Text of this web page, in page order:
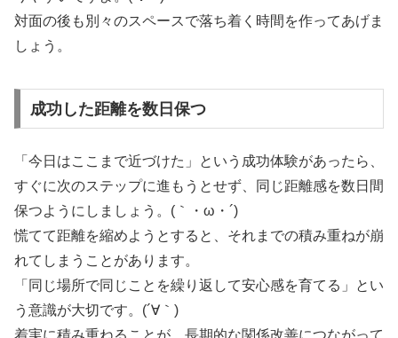
対面の後も別々のスペースで落ち着く時間を作ってあげま
しょう。
成功した距離を数日保つ
「今日はここまで近づけた」という成功体験があったら、
すぐに次のステップに進もうとせず、同じ距離感を数日間
保つようにしましょう。(｀・ω・´)
慌てて距離を縮めようとすると、それまでの積み重ねが崩
れてしまうことがあります。
「同じ場所で同じことを繰り返して安心感を育てる」とい
う意識が大切です。(´∀｀)
着実に積み重ねることが、長期的な関係改善につながって